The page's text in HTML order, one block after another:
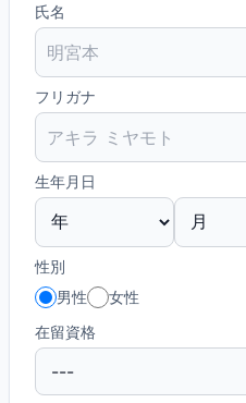
氏名
フリガナ
生年月日
性別
男性
女性
在留資格